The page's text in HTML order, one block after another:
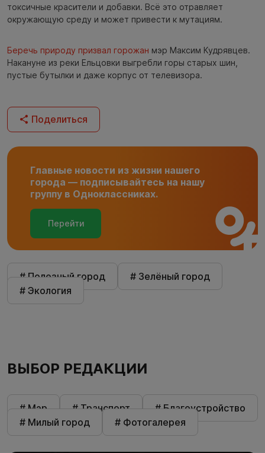
токсичные красители и добавки. Всё это отравляет
окружающую среду и может привести к мутациям.
Беречь природу призвал горожан мэр Максим Кудрявцев.
Накануне из реки Ельцовки выгребли горы старых шин,
пустые бутылки и даже корпус от телевизора.
Поделиться
Главные новости из жизни нашего
города — подписывайтесь на нашу
группу в Одноклассниках.
Перейти
# Полезный город
# Зелёный город
# Экология
ВЫБОР РЕДАКЦИИ
# Мэр # Транспорт
# Благоустройство
# Милый город
# Фотогалерея